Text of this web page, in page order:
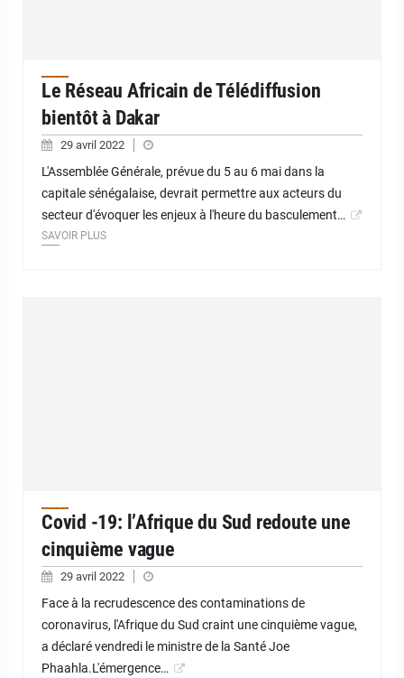
Le Réseau Africain de Télédiffusion
bientôt à Dakar
29 avril 2022
L'Assemblée Générale, prévue du 5 au 6 mai dans la
capitale sénégalaise, devrait permettre aux acteurs du
secteur d'évoquer les enjeux à l'heure du basculement…
SAVOIR PLUS
Covid -19: l’Afrique du Sud redoute une
cinquième vague
29 avril 2022
Face à la recrudescence des contaminations de
coronavirus, l'Afrique du Sud craint une cinquième vague,
a déclaré vendredi le ministre de la Santé Joe
Phaahla.L'émergence…